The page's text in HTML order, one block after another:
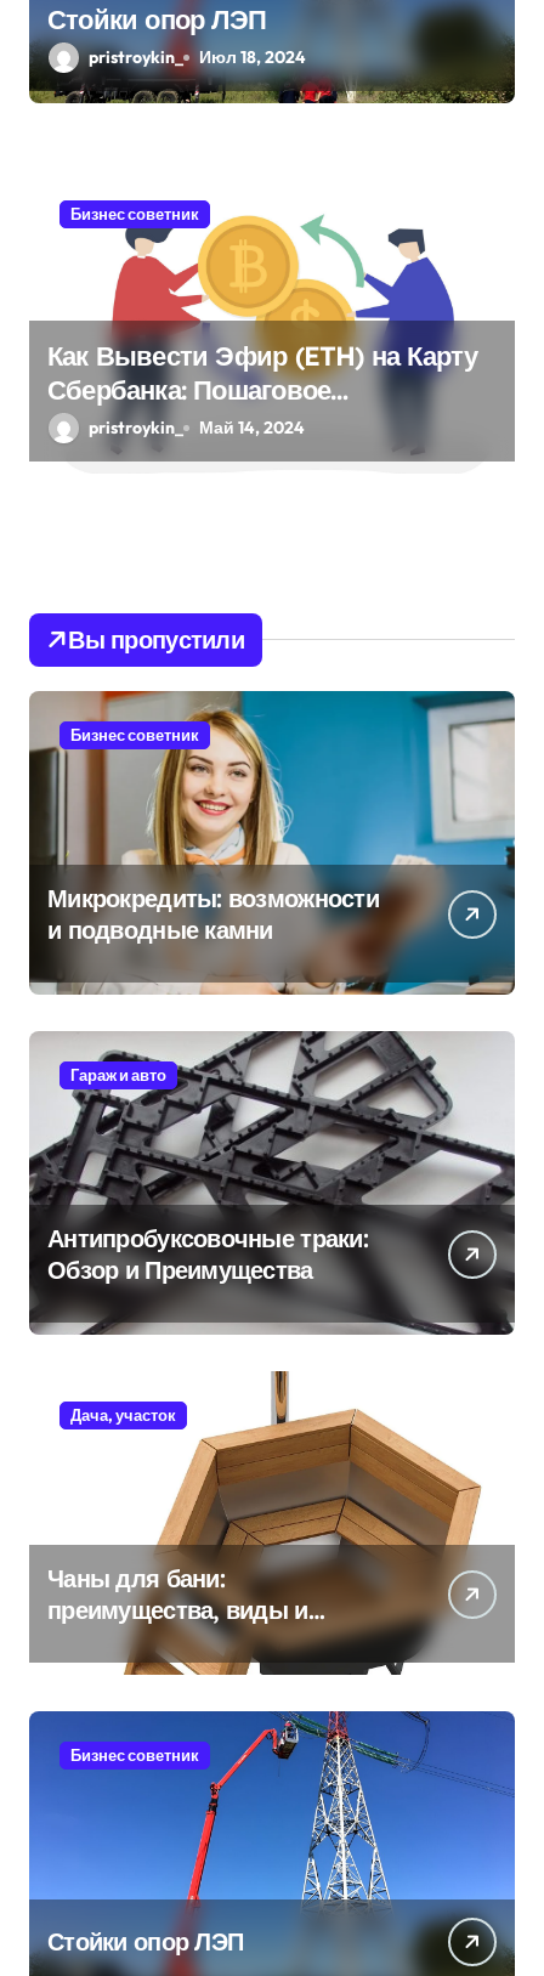
Стойки опор ЛЭП
pristroykin_ Июл 18, 2024
Бизнес советник
Как Вывести Эфир (ETH) на Карту
Сбербанка: Пошаговое
Руководство
pristroykin_ Май 14, 2024
Вы пропустили
Бизнес советник
Микрокредиты: возможности
и подводные камни
Гараж и авто
Антипробуксовочные траки:
Обзор и Преимущества
Дача, участок
Чаны для бани:
преимущества, виды и
особенности использования
Бизнес советник
Стойки опор ЛЭП